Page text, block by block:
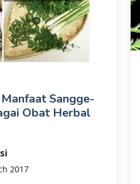
Sangge-
Obat Herbal
2017